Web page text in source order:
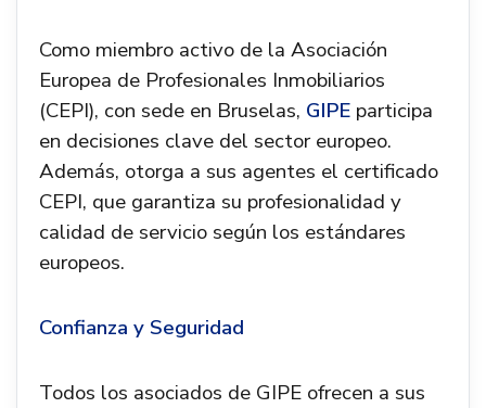
Como miembro activo de la Asociación
Europea de Profesionales Inmobiliarios
(CEPI), con sede en Bruselas, GIPE participa
en decisiones clave del sector europeo.
Además, otorga a sus agentes el certificado
CEPI, que garantiza su profesionalidad y
calidad de servicio según los estándares
europeos.
Confianza y Seguridad
Todos los asociados de GIPE ofrecen a sus